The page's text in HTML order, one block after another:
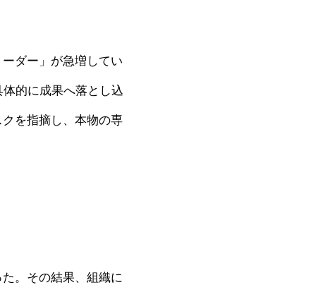
ダー」が急増してい
的に成果へ落とし込
を指摘し、本物の専
。その結果、組織に